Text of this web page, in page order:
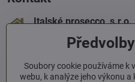
Italské prosecco, s​.r​.o​.
100 00 Praha 10
+420 603 293 060
Soubory cookie používáme k
webu, k analýze jeho výkonu